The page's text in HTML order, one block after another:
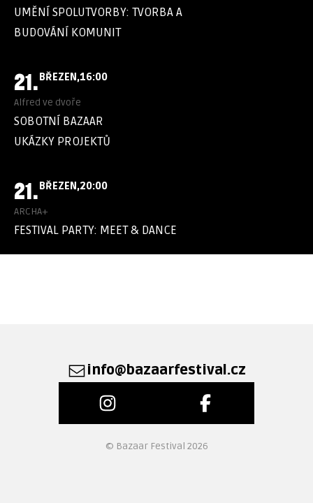
UMĚNÍ SPOLUTVORBY: TVORBA A
BUDOVÁNÍ KOMUNIT
21.BŘEZEN 16:00
Alfred ve dvoře
SOBOTNÍ BAZAAR
UKÁZKY PROJEKTŮ
21.BŘEZEN 20:00
ARCHA+
FESTIVAL PARTY: MEET & DANCE
info@bazaarfestival.cz
© Bazaar Festival 2026